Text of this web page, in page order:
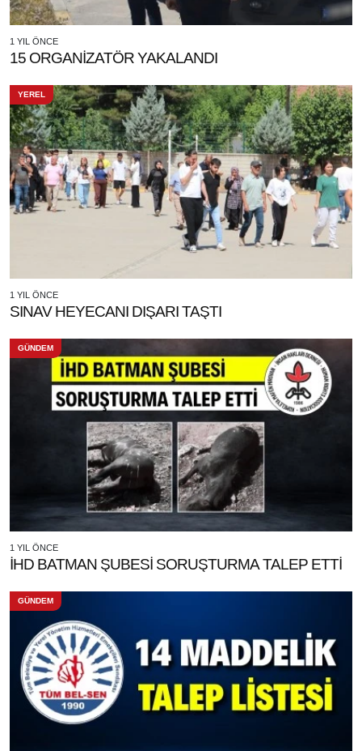
1 YIL ÖNCE
15 ORGANİZATÖR YAKALANDI
YEREL
1 YIL ÖNCE
SINAV HEYECANI DIŞARI TAŞTI
GÜNDEM
1 YIL ÖNCE
İHD BATMAN ŞUBESİ SORUŞTURMA TALEP ETTİ
GÜNDEM